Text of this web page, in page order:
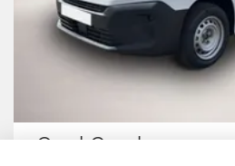
Opel Combo